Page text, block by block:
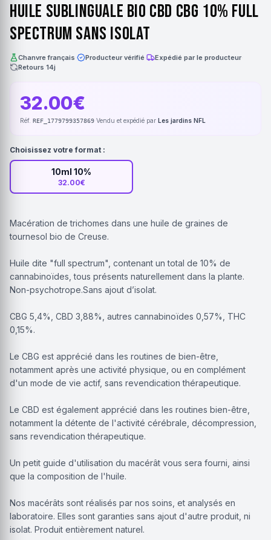
Huile sublinguale bio CBD CBG 10% full
spectrum sans isolat
Chanvre français Producteur vérifié Expédié par le producteur·
Retours 14j
32.00€
Réf. REF_1779799357869 Vendu et expédié par Les jardins NFL
Choisissez votre format :
10ml 10%
32.00€
Macération de trichomes dans une huile de graines de
tournesol bio de Creuse.
Huile dite "full spectrum", contenant un total de 10% de
cannabinoïdes, tous présents naturellement dans la plante.
Non-psychotrope.Sans ajout d’isolat.
CBG 5,4%, CBD 3,88%, autres cannabinoïdes 0,57%, THC
0,15%.
Le CBG est apprécié dans les routines de bien-être,
notamment après une activité physique, ou en complément
d'un mode de vie actif, sans revendication thérapeutique.
Le CBD est également apprécié dans les routines bien-être,
notamment la détente de l'activité cérébrale, décompression,
sans revendication thérapeutique.
Un petit guide d'utilisation du macérât vous sera fourni, ainsi
que la composition de l'huile.
Nos macérâts sont réalisés par nos soins, et analysés en
laboratoire. Elles sont garanties sans ajout d'autre produit, ni
isolat. Produit entièrement naturel.